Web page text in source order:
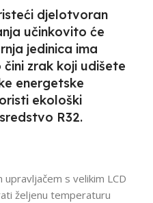
djelotvoran
učinkovito će
jedinica ima
zrak koji udišete
energetske
ekološki
R32.
s velikim LCD
željenu temperaturu